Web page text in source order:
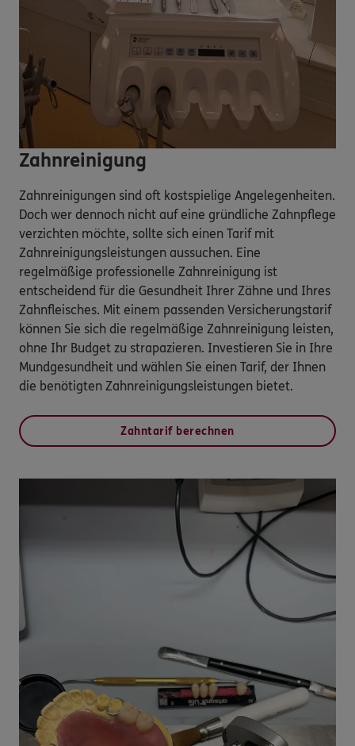
Zahnreinigung
Zahnreinigungen sind oft kostspielige Angelegenheiten.
Doch wer dennoch nicht auf eine gründliche Zahnpflege
verzichten möchte, sollte sich einen Tarif mit
Zahnreinigungsleistungen aussuchen. Eine
regelmäßige professionelle Zahnreinigung ist
entscheidend für die Gesundheit Ihrer Zähne und Ihres
Zahnfleisches. Mit einem passenden Versicherungstarif
können Sie sich die regelmäßige Zahnreinigung leisten,
ohne Ihr Budget zu strapazieren. Investieren Sie in Ihre
Mundgesundheit und wählen Sie einen Tarif, der Ihnen
die benötigten Zahnreinigungsleistungen bietet.
Zahntarif berechnen